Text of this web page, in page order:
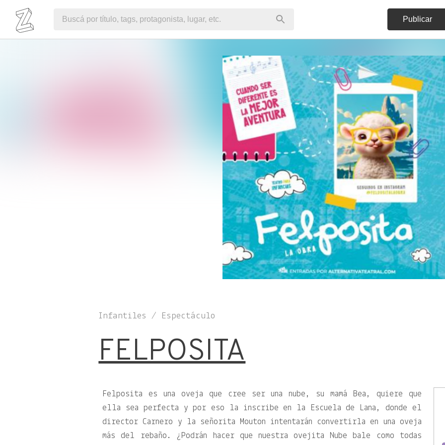
Publicar
Infantiles / Espectáculo
FELPOSITA
Felposita es una oveja que cree ser una nube, su mamá Bea, quiere que
ella sea perfecta y por eso la inscribe en la Escuela de Lana, donde el
director Carnero y la señorita Mouton intentarán convertirla en una oveja
más del rebaño. ¿Podrán hacer que nuestra ovejita Nube bale como todas